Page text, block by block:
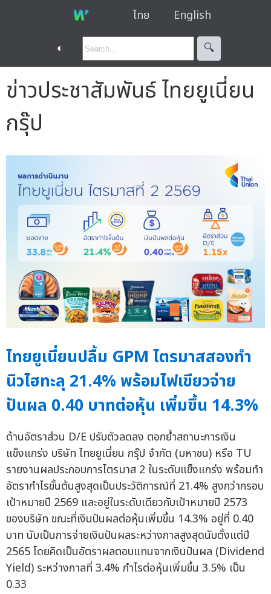
ไทย English
◐ 🔍︎
ข่าวประชาสัมพันธ์ ไทยยูเนี่ยน
กรุ๊ป
ไทยยูเนี่ยนปลื้ม GPM ไตรมาสสองทำ
นิวไฮทะลุ 21.4% พร้อมไฟเขียวจ่าย
ปันผล 0.40 บาทต่อหุ้น เพิ่มขึ้น 14.3%
ด้านอัตราส่วน D/E ปรับตัวลดลง ตอกย้ำสถานะการเงิน
แข็งแกร่ง บริษัท ไทยยูเนี่ยน กรุ๊ป จำกัด (มหาชน) หรือ TU
รายงานผลประกอบการไตรมาส 2 ในระดับแข็งแกร่ง พร้อมทำ
อัตรากำไรขั้นต้นสูงสุดเป็นประวัติการณ์ที่ 21.4% สูงกว่ากรอบ
เป้าหมายปี 2569 และอยู่ในระดับเดียวกับเป้าหมายปี 2573
ของบริษัท ขณะที่เงินปันผลต่อหุ้นเพิ่มขึ้น 14.3% อยู่ที่ 0.40
บาท นับเป็นการจ่ายเงินปันผลระหว่างกาลสูงสุดนับตั้งแต่ปี
2565 โดยคิดเป็นอัตราผลตอบแทนจากเงินปันผล (Dividend
Yield) ระหว่างกาลที่ 3.4% กำไรต่อหุ้นเพิ่มขึ้น 3.5% เป็น
0.33